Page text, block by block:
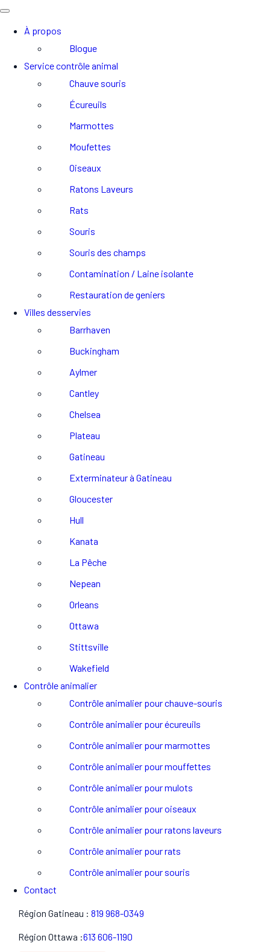
À propos
Blogue
Service contrôle animal
Chauve souris
Écureuils
Marmottes
Moufettes
Oiseaux
Ratons Laveurs
Rats
Souris
Souris des champs
Contamination / Laine isolante
Restauration de geniers
Villes desservies
Barrhaven
Buckingham
Aylmer
Cantley
Chelsea
Plateau
Gatineau
Exterminateur à Gatineau
Gloucester
Hull
Kanata
La Pêche
Nepean
Orleans
Ottawa
Stittsville
Wakefield
Contrôle animalier
Contrôle animalier pour chauve-souris
Contrôle animalier pour écureuils
Contrôle animalier pour marmottes
Contrôle animalier pour mouffettes
Contrôle animalier pour mulots
Contrôle animalier pour oiseaux
Contrôle animalier pour ratons laveurs
Contrôle animalier pour rats
Contrôle animalier pour souris
Contact
Région Gatineau : 819 968-0349
Région Ottawa :613 606-1190